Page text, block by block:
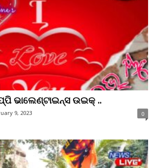
ଭାଲେଣ୍ଟାଇନ୍ସ ଉଇକ୍ ..
9, 2023 0